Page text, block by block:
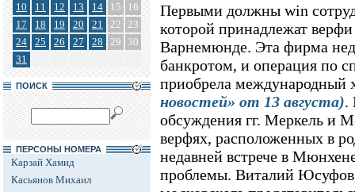
10
11 12 13 14 15
16
17
18 19 20 21 22 23
24
25 26 27 28 29
30
31
ПОИСК
ПЕРСОНЫ НОМЕРА
Карзай Хамид
Касьянов Михаил
Первыми должны win
которой принадлежат
Варнемюнде. Эта фирма
банкротом, и операция по
приобрела международный
новостей» от 13 августа).
обсуждения гг. Меркель и
верфях, расположенных в
недавней встрече в
проблемы. Виталий